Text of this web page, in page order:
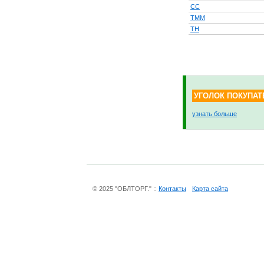
СС
ТММ
ТН
УГОЛОК
узнать больше
© 2025 "ОБЛТОРГ." :: Контакты Карта сайта